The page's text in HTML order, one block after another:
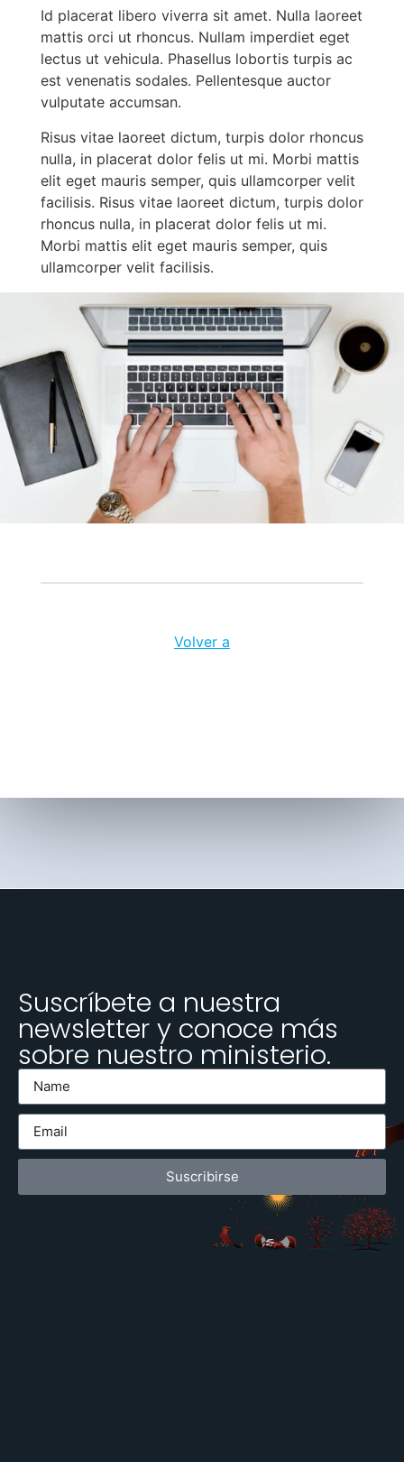
Id placerat libero viverra sit amet. Nulla laoreet
mattis orci ut rhoncus. Nullam imperdiet eget
lectus ut vehicula. Phasellus lobortis turpis ac
est venenatis sodales. Pellentesque auctor
vulputate accumsan.
Risus vitae laoreet dictum, turpis dolor rhoncus
nulla, in placerat dolor felis ut mi. Morbi mattis
elit eget mauris semper, quis ullamcorper velit
facilisis. Risus vitae laoreet dictum, turpis dolor
rhoncus nulla, in placerat dolor felis ut mi.
Morbi mattis elit eget mauris semper, quis
ullamcorper velit facilisis.
Volver a
Suscríbete a nuestra
newsletter y conoce más
sobre nuestro ministerio.
Suscribirse